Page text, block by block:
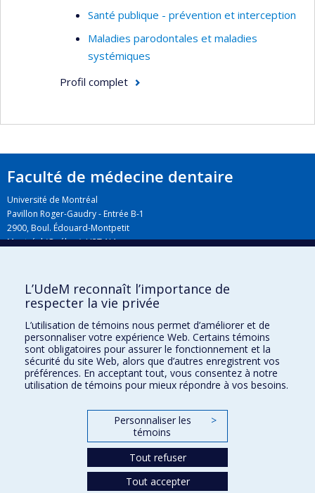
Santé publique - prévention et interception
Maladies parodontales et maladies
systémiques
Profil complet
Faculté de médecine dentaire
Université de Montréal
Pavillon Roger-Gaudry - Entrée B-1
2900, Boul. Édouard-Montpetit
Montréal (Québec) H3T 1J4
Plan du campus
L’UdeM reconnaît l’importance de
respecter la vie privée
L’utilisation de témoins nous permet d’améliorer et de
personnaliser votre expérience Web. Certains témoins
sont obligatoires pour assurer le fonctionnement et la
sécurité du site Web, alors que d’autres enregistrent vos
préférences. En acceptant tout, vous consentez à notre
utilisation de témoins pour mieux répondre à vos besoins.
Personnaliser les
témoins
>
Tout refuser
Tout accepter